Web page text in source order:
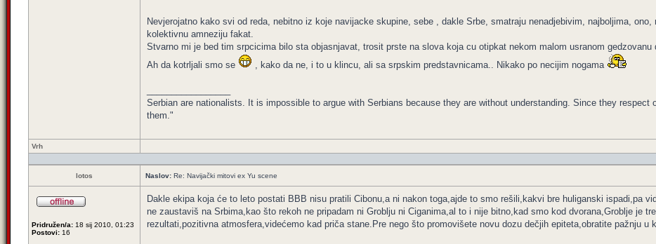
Nevjerojatno kako svi od reda, nebitno iz koje navijacke skupine, sebe , dakle Srbe, smatraju nenadjebivim, najboljima,
kolektivnu amneziju fakat.
Stvarno mi je bed tim srpcicima bilo sta objasnjavat, trosit prste na slova koja cu otipkat nekom malom usranom gedzovanu
Ah da kotrljali smo se
, kako da ne, i to u klincu, ali sa srpskim predstavnicama.. Nikako po necijim nogama
Serbian are nationalists. It is impossible to argue with Serbians because they are without understanding. Since they
them."
Vrh
lotos Naslov: Re: Navijački mitovi ex Yu scene
Pridružen/a: 18 sij 2010, 01:23
Postovi: 16
Dakle ekipa koja će to leto postati BBB nisu pratili Cibonu,a ni nakon toga,ajde to smo rešili,kakvi bre huliganski ispadi,pa
ne zaustaviš na Srbima,kao što rekoh ne pripadam ni Groblju ni Ciganima,al to i nije bitno,kad smo kod dvorana,Groblje je
rezultati,pozitivna atmosfera,videćemo kad priča stane.Pre nego što promovišete novu dozu dečjih epiteta,obratite pažnju u